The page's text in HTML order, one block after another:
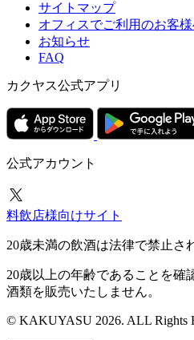
サイトマップ
オフィスでご利用のお客
お知らせ
FAQ
カクヤス公式アプリ
公式アカウント
料飲店様向けサイト
20歳未満の飲酒は法律で禁止さ
20歳以上の年齢であることを確
酒類を販売いたしません。
© KAKUYASU 2026. ALL Rights